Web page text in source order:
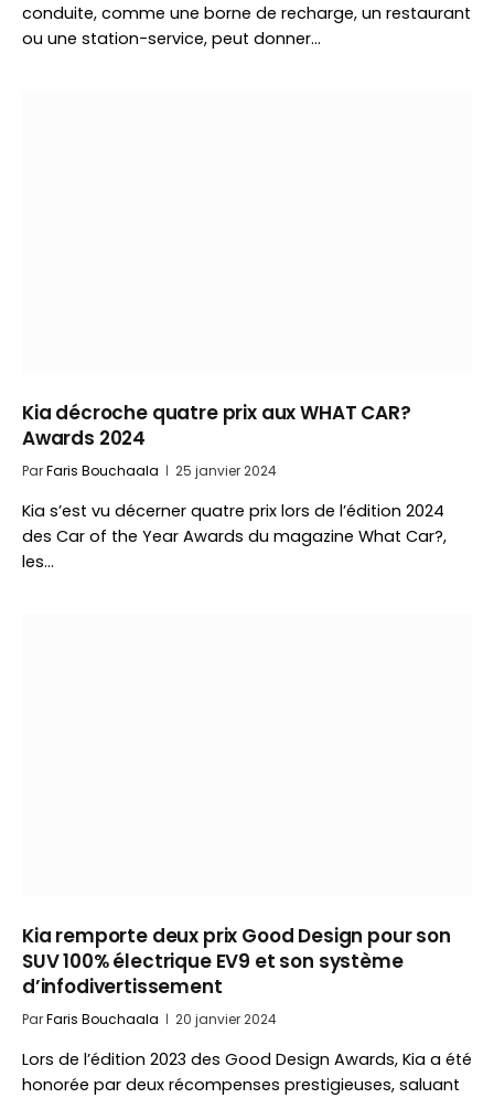
conduite, comme une borne de recharge, un restaurant
ou une station-service, peut donner…
Kia décroche quatre prix aux WHAT CAR?
Awards 2024
ParFaris Bouchaala 25 janvier 2024
Kia s’est vu décerner quatre prix lors de l’édition 2024
des Car of the Year Awards du magazine What Car?,
les…
Kia remporte deux prix Good Design pour son
SUV 100% électrique EV9 et son système
d’infodivertissement
ParFaris Bouchaala 20 janvier 2024
Lors de l’édition 2023 des Good Design Awards, Kia a été
honorée par deux récompenses prestigieuses, saluant